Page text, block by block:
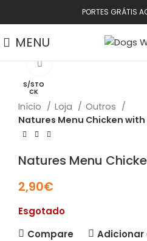
PORTES GRÁTIS
MENU
S/STO
CK
Click to enlarge
Início Loja
Outros
Natures Menu Chicken
Natures Menu
2,90€
Esgotado
Compare
Adicionar